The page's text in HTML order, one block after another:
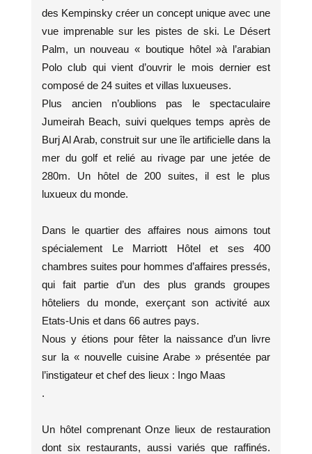
des Kempinsky créer un concept unique avec une
vue imprenable sur les pistes de ski. Le Désert
Palm, un nouveau « boutique hôtel »à l’arabian
Polo club qui vient d’ouvrir le mois dernier est
composé de 24 suites et villas luxueuses.
Plus ancien n’oublions pas le spectaculaire
Jumeirah Beach, suivi quelques temps après de
Burj Al Arab, construit sur une île artificielle dans la
mer du golf et relié au rivage par une jetée de
280m. Un hôtel de 200 suites, il est le plus
luxueux du monde.
Dans le quartier des affaires nous aimons tout
spécialement Le Marriott Hôtel et ses 400
chambres suites pour hommes d’affaires pressés,
qui fait partie d’un des plus grands groupes
hôteliers du monde, exerçant son activité aux
Etats-Unis et dans 66 autres pays.
Nous y étions pour fêter la naissance d’un livre
sur la « nouvelle cuisine Arabe » présentée par
l’instigateur et chef des lieux : Ingo Maas
.
Un hôtel comprenant Onze lieux de restauration
dont six restaurants, aussi variés que raffinés.